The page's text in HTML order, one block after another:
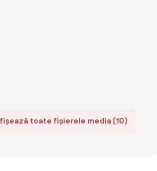
toate fișierele media (10)